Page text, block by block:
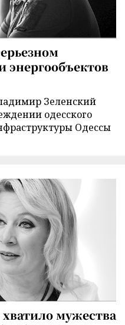
энергообъектов
Зеленский
одесского
Одессы
мужества